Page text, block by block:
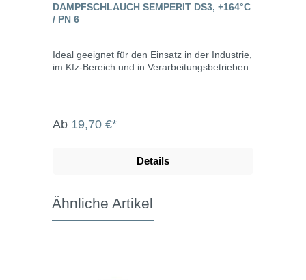
DAMPFSCHLAUCH SEMPERIT DS3, +164°C
/ PN 6
Ideal geeignet für den Einsatz in der Industrie,
im Kfz-Bereich und in Verarbeitungsbetrieben.
Ab 19,70 €*
Details
Ähnliche Artikel